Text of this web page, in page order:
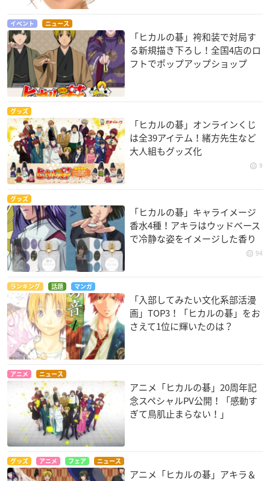
イベント ニュース
「ヒカルの碁」袴和装で対局す
る新規描き下ろし！全国4店のロ
フトでポップアップショップ
グッズ
「ヒカルの碁」オンラインくじ
は全39アイテム！緒方先生など
大人組もグッズ化
9
グッズ
「ヒカルの碁」キャライメージ
香水4種！アキラはウッドベース
で冷静な姿をイメージした香り
94
ランキング 話題 マンガ
「入部してみたい文化系部活漫
画」TOP3！「ヒカルの碁」をお
さえて1位に輝いたのは？
アニメ ニュース
アニメ「ヒカルの碁」20周年記
念スペシャルPV公開！「感動す
ぎて鳥肌止まらない！」
グッズ アニメ フェア ニュース
アニメ「ヒカルの碁」アキラ＆